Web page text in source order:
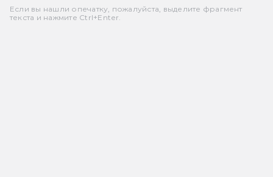
Если вы нашли опечатку, пожалуйста, выделите фрагмент
текста и нажмите Ctrl+Enter.